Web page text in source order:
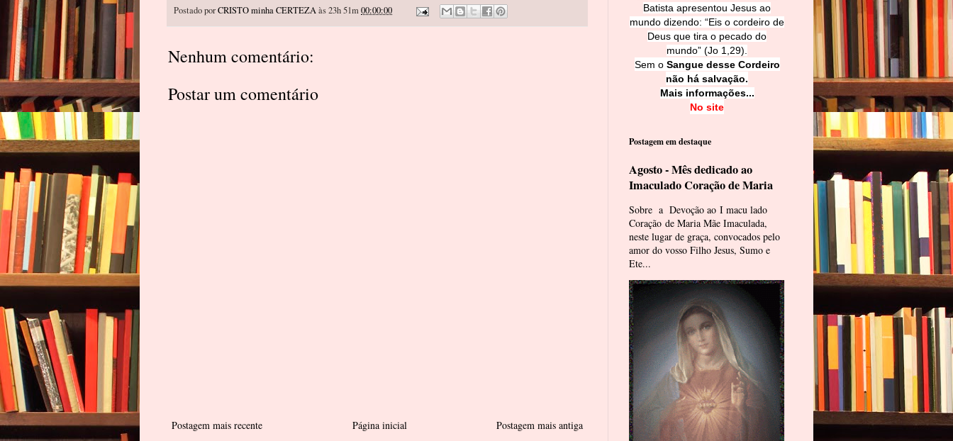
Postado porCRISTO minha CERTEZAàs 23h 51m00:00:00
Nenhum comentário:
Postar um comentário
Postagem mais recente Postagem mais antiga
Página inicial
Batista apresentou Jesus ao
mundo dizendo: “Eis o cordeiro de
Deus que tira o pecado do
mundo” (Jo 1,29).
Sem o Sangue desse Cordeiro
não há salvação.
Mais informações...
No site
Postagem em destaque
Agosto - Mês dedicado ao
Imaculado Coração de Maria
Sobre a Devoção ao I macu lado
Coração de Maria Mãe Imaculada,
neste lugar de graça, convocados pelo
amor do vosso Filho Jesus, Sumo e
Ete...